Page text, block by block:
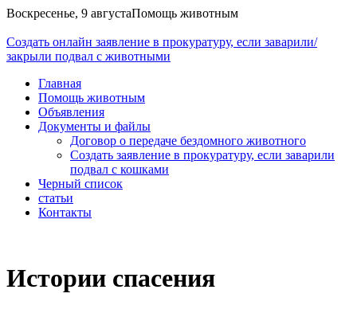
Воскресенье, 9 августаПомощь животным
Cоздать онлайн заявление в прокуратуру, если заварили/
закрыли подвал с животными
Главная
Помощь животным
Объявления
Документы и файлы
Договор о передаче бездомного животного
Создать заявление в прокуратуру, если заварили
подвал с кошками
Черный список
статьи
Контакты
Истории спасения